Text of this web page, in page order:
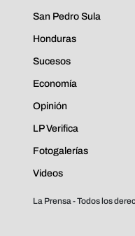
San Pedro Sula
Honduras
Sucesos
Economía
Opinión
LP Verifica
Fotogalerías
Videos
La Prensa - Todos los